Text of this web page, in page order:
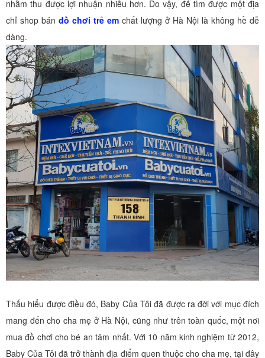
nhằm thu được lợi nhuận nhiều hơn. Do vậy, để tìm được một địa
chỉ shop bán đồ chơi trẻ em chất lượng ở Hà Nội là không hề dễ
dàng.
Thấu hiểu được điều đó, Baby Của Tôi đã được ra đời với mục đích
mang đến cho cha mẹ ở Hà Nội, cũng như trên toàn quốc, một nơi
mua đồ chơi cho bé an tâm nhất. Với 10 năm kinh nghiệm từ 2012,
Baby Của Tôi đã trở thành địa điểm quen thuộc cho cha mẹ, tại đây